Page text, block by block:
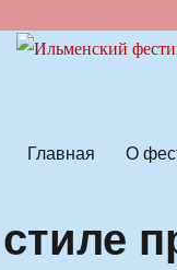
Главная О